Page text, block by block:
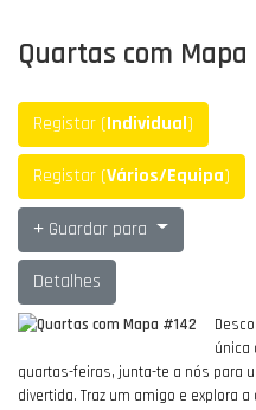
Quartas com Mapa
Registar (Individual)
Registar (Vários/Equipa)
Guardar para
Detalhes
única
quartas-feiras, junta-te a nós para
divertida. Traz um amigo e explora